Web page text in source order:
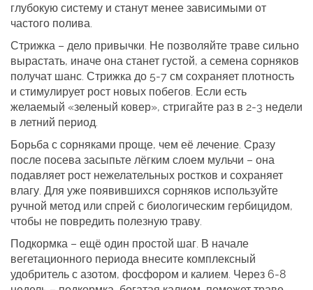
глубокую систему и станут менее зависимыми от
частого полива.
Стрижка – дело привычки. Не позволяйте траве сильно
вырастать, иначе она станет густой, а семена сорняков
получат шанс. Стрижка до 5‑7 см сохраняет плотность
и стимулирует рост новых побегов. Если есть
желаемый «зеленый ковер», стригайте раз в 2‑3 недели
в летний период.
Борьба с сорняками проще, чем её лечение. Сразу
после посева засыпьте лёгким слоем мульчи – она
подавляет рост нежелательных ростков и сохраняет
влагу. Для уже появившихся сорняков используйте
ручной метод или спрей с биологическим гербицидом,
чтобы не повредить полезную траву.
Подкормка – ещё один простой шаг. В начале
вегетационного периода внесите комплексный
удобритель с азотом, фосфором и калием. Через 6‑8